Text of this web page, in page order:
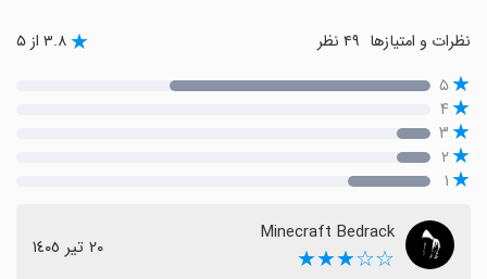
نظرات و امتیازها ۳.۸ از ۵
۵
۴
۳
۲
۱
Minecraft Bedrack
☆☆★★★ ٢٠ تیر ١٤٠٥